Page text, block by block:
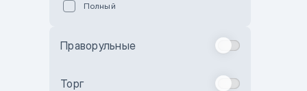
Полный
Праворульные
Торг